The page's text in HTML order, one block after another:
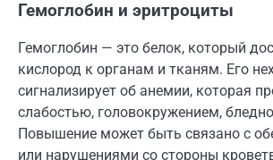
Гемоглобин и эритроциты
Гемоглобин — это белок, который
кислород к органам и тканям. Его
сигнализирует об анемии, которая
слабостью, головокружением,
Повышение может быть связано с
или нарушениями со стороны